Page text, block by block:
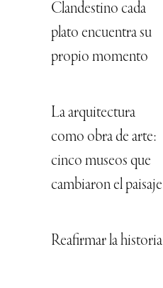
Clandestino cada
plato encuentra su
propio momento
La arquitectura
como obra de arte:
cinco museos que
cambiaron el paisaje
Reafirmar la historia